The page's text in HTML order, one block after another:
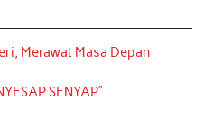
Merawat Masa Depan
SENYAP”